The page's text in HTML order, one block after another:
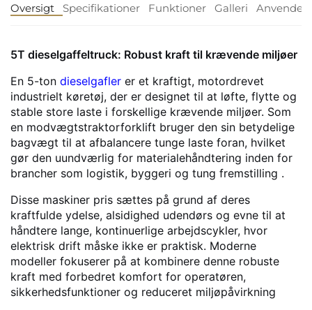
Oversigt Specifikationer Funktioner Galleri
5T dieselgaffeltruck: Robust kraft til krævende miljøer
En 5-ton dieselgafler er et kraftigt, motordrevet
industrielt køretøj, der er designet til at løfte, flytte og
stable store laste i forskellige krævende miljøer. Som
en modvægtstraktorforklift bruger den sin betydelige
bagvægt til at afbalancere tunge laste foran, hvilket
gør den uundværlig for materialehåndtering inden for
brancher som logistik, byggeri og tung fremstilling .
Disse maskiner pris sættes på grund af deres
kraftfulde ydelse, alsidighed udendørs og evne til at
håndtere lange, kontinuerlige arbejdscykler, hvor
elektrisk drift måske ikke er praktisk. Moderne
modeller fokuserer på at kombinere denne robuste
kraft med forbedret komfort for operatøren,
sikkerhedsfunktioner og reduceret miljøpåvirkning